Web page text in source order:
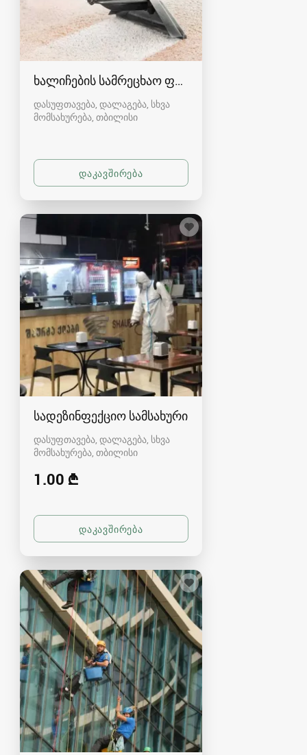
ხალიჩების სამრეცხაო ფაბრიკა
დასუფთავება, დალაგება, სხვა
მომსახურება თბილისი
სადეზინფექციო სამსახური
დასუფთავება, დალაგება, სხვა
მომსახურება თბილისი
1.00 ₾